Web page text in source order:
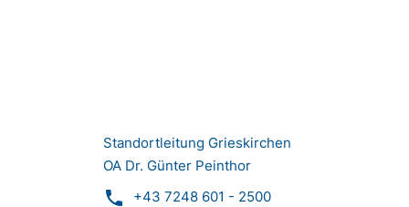
Standortleitung Grieskirchen
OA Dr. Günter Peinthor
phone +43 7248 601 - 2500